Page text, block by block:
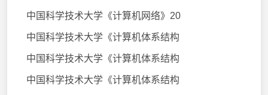
中国科学技术大学《计算机网络》20
中国科学技术大学《计算机体系结构
中国科学技术大学《计算机体系结构
中国科学技术大学《计算机体系结构